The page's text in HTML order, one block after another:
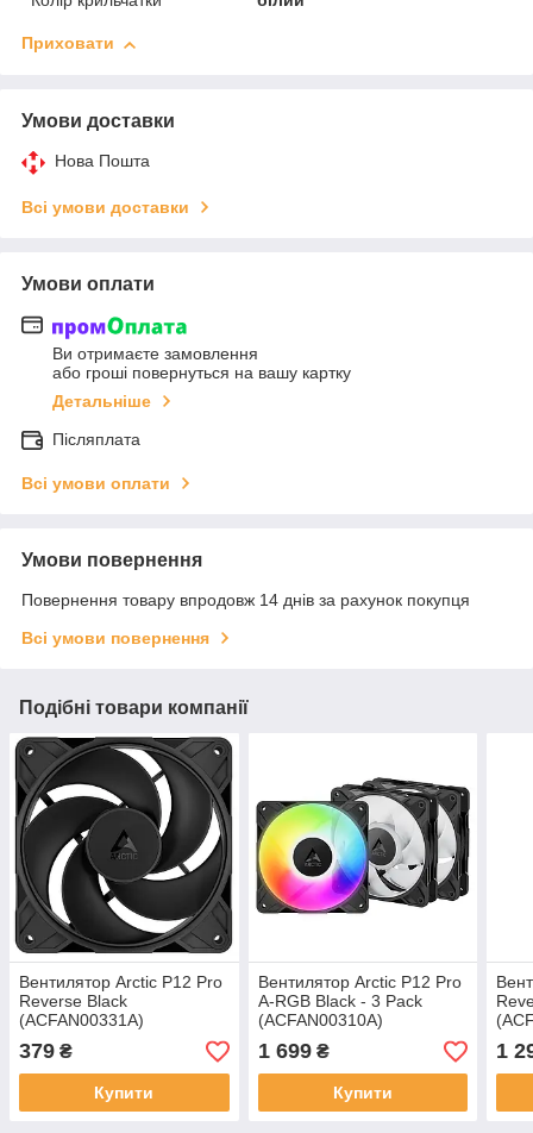
Приховати
Умови доставки
Нова Пошта
Всі умови доставки
Умови оплати
Ви отримаєте замовлення
або гроші повернуться на вашу картку
Детальніше
Післяплата
Всі умови оплати
Умови повернення
Повернення товару впродовж 14 днів за рахунок покупця
Всі умови повернення
Подібні товари компанії
Вентилятор Arctic P12 Pro
Reverse Black
(ACFAN00331A)
379 ₴
Купити
Вентилятор Arctic P12 Pro
A-RGB Black - 3 Pack
(ACFAN00310A)
1 699₴
Купити
1